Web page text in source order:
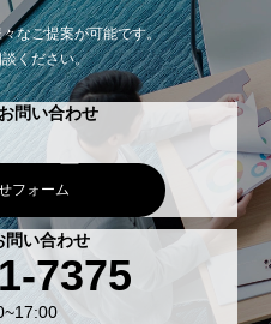
なご提案が可能です。
ください。
問い合わせ
フォーム
問い合わせ
7375